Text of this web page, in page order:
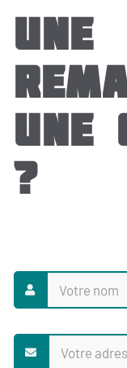
Une
une
?